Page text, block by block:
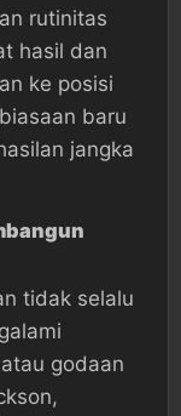
rutinitas
hasil dan
ke posisi
baru
jangka
tidak selalu
godaan